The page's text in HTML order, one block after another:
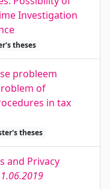
Investigation
theses
probleem
of
in tax
theses
and Privacy